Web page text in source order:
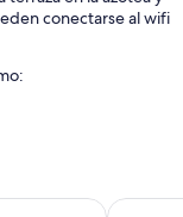
conectarse al wifi
ascensor
Hotel